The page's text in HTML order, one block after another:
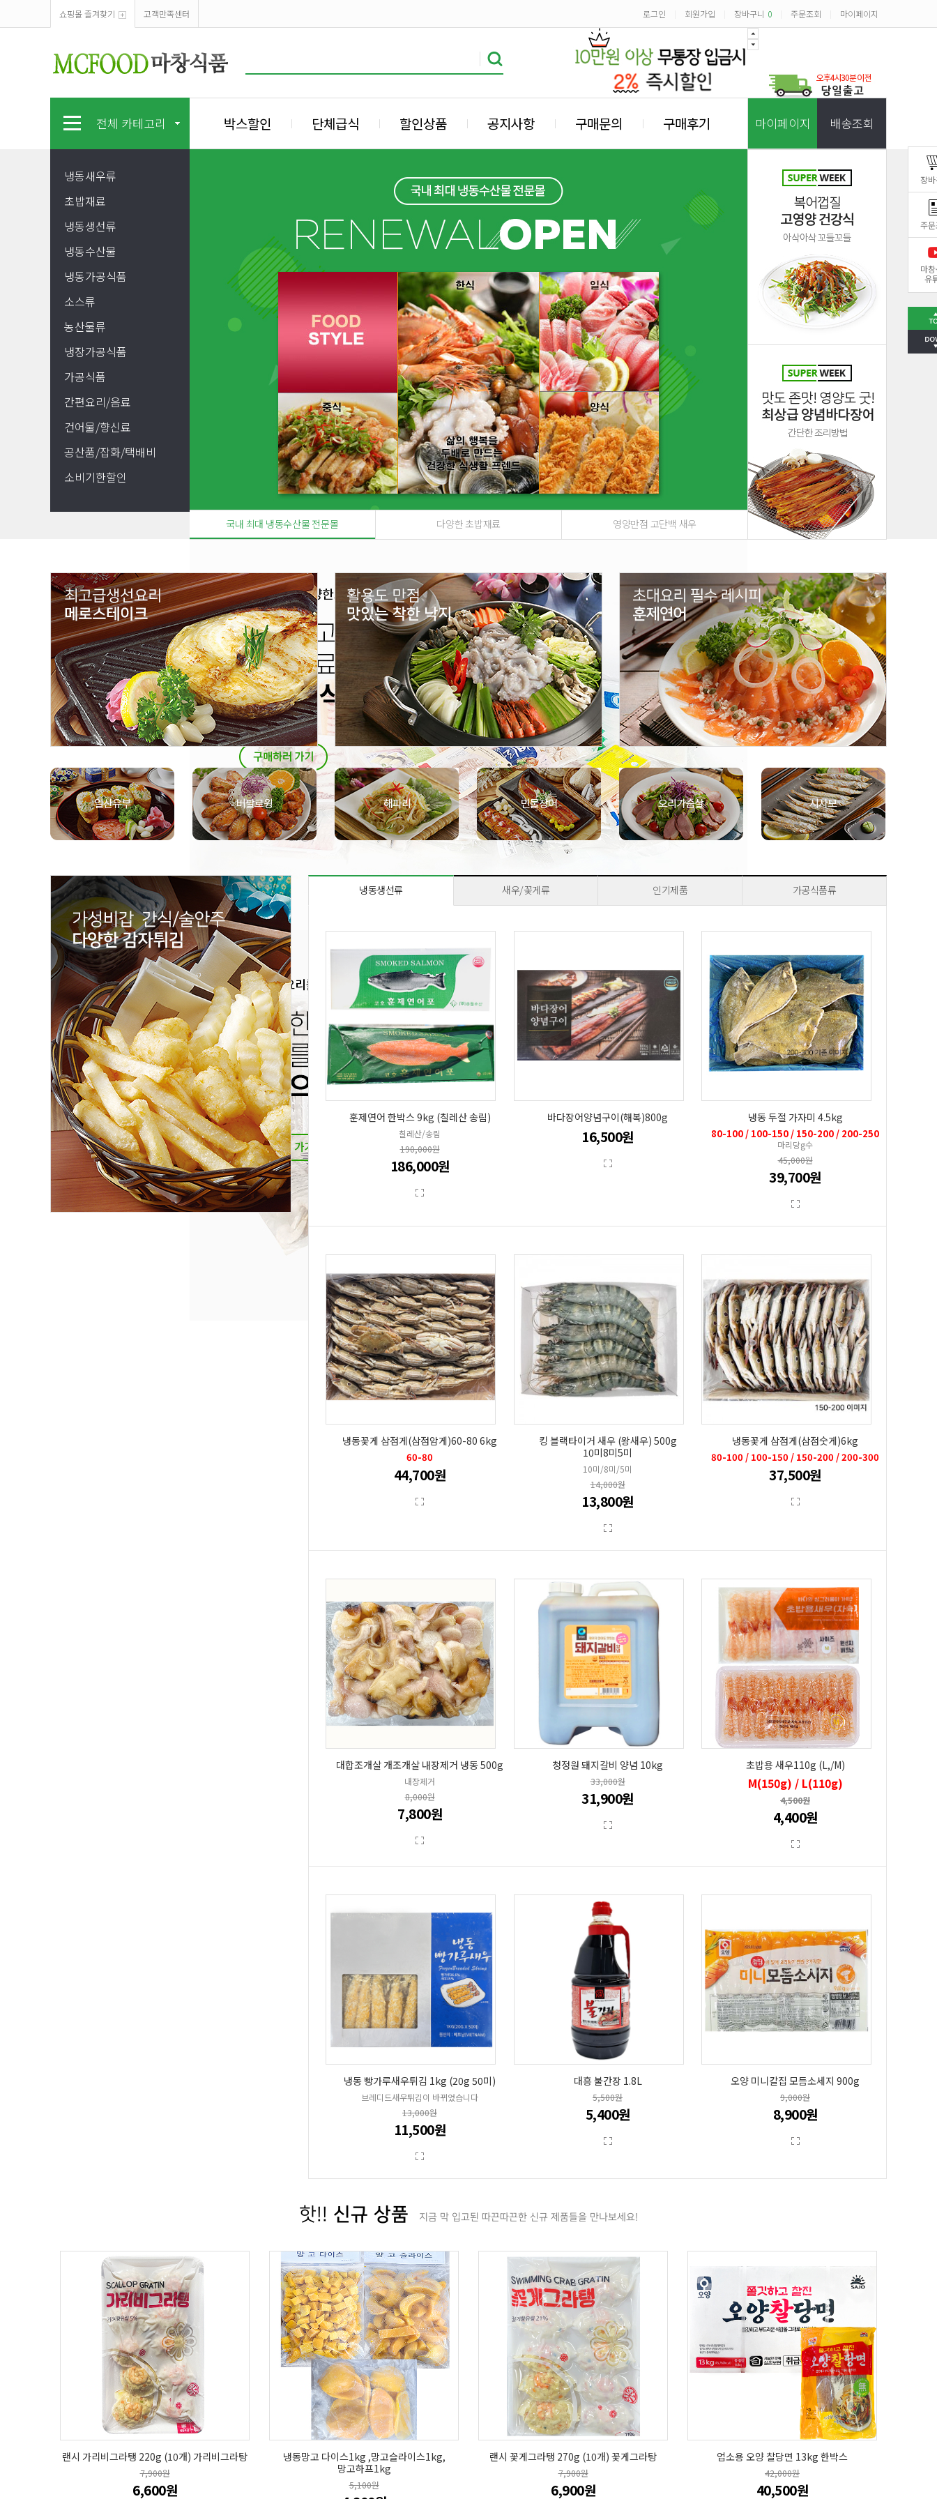
장
주
마
유
쇼핑몰 즐겨찾기 고객만족센터 로그인 회원가입 장바구니 0 주문조회 마이페이지
전체 카테고리 박스할인 단체급식 할인상품 공지사항 구매문의 구매후기 마이페이지 배송조회
냉동새우류
초밥재료
냉동생선류
냉동수산물
냉동가공식품
소스류
농산물류
냉장가공식품
가공식품
간편요리/음료
건어물/향신료
공산품/잡화/택배비
소비기한할인
국내 최대 냉동수산물 전문몰 다양한 초밥재료 영양만점 고단백 새우
냉동생선류 새우/꽃게류 인기제품 가공식품류
훈제연어 한박스 9kg (칠레산 송림)
칠레산/송림
190,000원
186,000원
바다장어양념구이(해복)800g
16,500원
냉동 두절 가자미 4.5kg
80-100 / 100-150 / 150-200 / 200-250
마리당g수
45,000원
39,700원
냉동꽃게 삼점게(삼점암게)60-80 6kg
60-80
44,700원
킹 블랙타이거 새우 (왕새우) 500g
10미8미5미
10미/8미/5미
14,000원
13,800원
냉동꽃게 삼점게(삼점숫게)6kg
80-100 / 100-150 / 150-200 / 200-300
37,500원
대합조개살 개조개살 내장제거 냉동 500g
내장제거
8,000원
7,800원
청정원 돼지갈비 양념 10kg
33,000원
31,900원
초밥용 새우110g (L,/M)
M(150g) / L(110g)
4,500원
4,400원
냉동 빵가루새우튀김 1kg (20g 50미)
브레디드새우튀김이 바뀌었습니다
13,000원
11,500원
대흥 불간장 1.8L
5,500원
5,400원
오양 미니칼집 모듬소세지 900g
9,000원
8,900원
핫!! 신규 상품 지금 막 입고된 따끈따끈한 신규 제품들을 만나보세요!
랜시 가리비그라탱 220g (10개) 가리비그라탕
7,900원
6,600원
냉동망고 다이스1kg ,망고슬라이스1kg,
망고하프1kg
5,100원
랜시 꽃게그라탱 270g (10개) 꽃게그라탕
7,900원
6,900원
업소용 오양 찰당면 13kg 한박스
42,000원
40,500원